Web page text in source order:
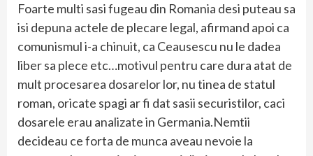
Foarte multi sasi fugeau din Romania desi puteau sa
isi depuna actele de plecare legal, afirmand apoi ca
comunismul i-a chinuit, ca Ceausescu nu le dadea
liber sa plece etc…motivul pentru care dura atat de
mult procesarea dosarelor lor, nu tinea de statul
roman, oricate spagi ar fi dat sasii securistilor, caci
dosarele erau analizate in Germania.Nemtii
decideau ce forta de munca aveau nevoie la